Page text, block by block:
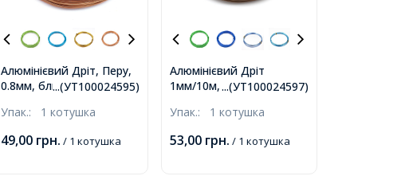
...(УТ100024595)
Алюмінієвий Дріт, Перу,
0.8мм, близько 10м/
Упак.: 1 котушка
49,00 грн. / 1 котушка
...(УТ100024597)
Алюмінієвий Дріт
1мм/10м, Верблюжий,
котушка,
Упак.: 1 котушка
53,00 грн. / 1 котушка